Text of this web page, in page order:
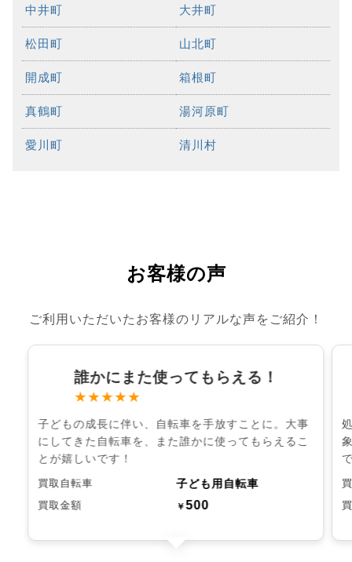
中井町 大井町
松田町 山北町
開成町 箱根町
真鶴町 湯河原町
愛川町 清川村
お客様の声
ご利用いただいたお客様のリアルな声をご紹介！
誰かにまた使ってもらえる！
★★★★★
子どもの成長に伴い、自転車を手放すことに。大事
にしてきた自転車を、また誰かに使ってもらえるこ
とが嬉しいです！
買取自転車 子ども用自転車
買取金額 ￥500